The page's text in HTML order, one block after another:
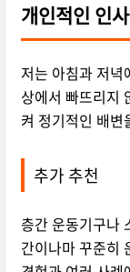
개인적인 인
저는 아침과 저녁
상에서 빠뜨리지
켜 정기적인 배
추가 추천
층간 운동기구나
간이나마 꾸준히